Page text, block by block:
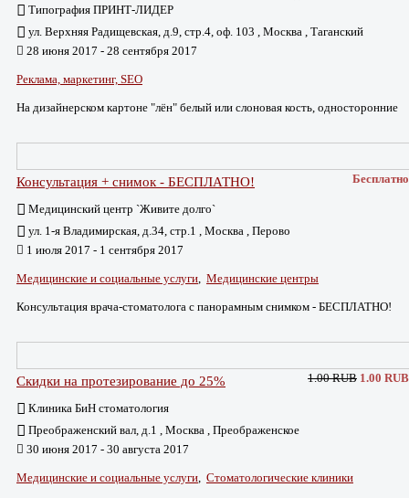
Типография ПРИНТ-ЛИДЕР
ул. Верхняя Радищевская, д.9, стр.4, оф. 103 , Москва , Таганский
28 июня 2017 - 28 сентября 2017
Реклама, маркетинг, SEO
На дизайнерском картоне "лён" белый или слоновая кость, односторонние
Бесплатно
Консультация + снимок - БЕСПЛАТНО!
Медицинский центр `Живите долго`
ул. 1-я Владимирская, д.34, стр.1 , Москва , Перово
1 июля 2017 - 1 сентября 2017
Медицинские и социальные услуги, Медицинские центры
Консультация врача-стоматолога с панорамным снимком - БЕСПЛАТНО!
1.00 RUB 1.00 RUB
Скидки на протезирование до 25%
Клиника БиН стоматология
Преображенский вал, д.1 , Москва , Преображенское
30 июня 2017 - 30 августа 2017
Медицинские и социальные услуги, Стоматологические клиники